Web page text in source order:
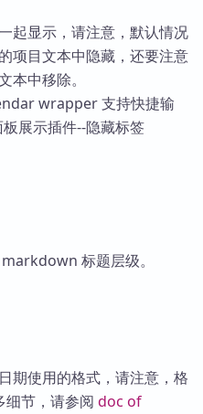
起显示，请注意，默认情况
项目文本中隐藏，还要注意
本中移除。
标题层级。
期使用的格式，请注意，格
节，请参阅 doc of